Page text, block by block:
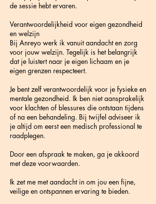
de sessie hebt ervaren.
Verantwoordelijkheid voor eigen gezondheid
en welzijn
Bij Anreyo werk ik vanuit aandacht en zorg
voor jouw welzijn. Tegelijk is het belangrijk
dat je luistert naar je eigen lichaam en je
eigen grenzen respecteert.
Je bent zelf verantwoordelijk voor je fysieke en
mentale gezondheid. Ik ben niet aansprakelijk
voor klachten of blessures die ontstaan tijdens
of na een behandeling. Bij twijfel adviseer ik
je altijd om eerst een medisch professional te
raadplegen.
Door een afspraak te maken, ga je akkoord
met deze voorwaarden.
Ik zet me met aandacht in om jou een fijne,
veilige en ontspannen ervaring te bieden.